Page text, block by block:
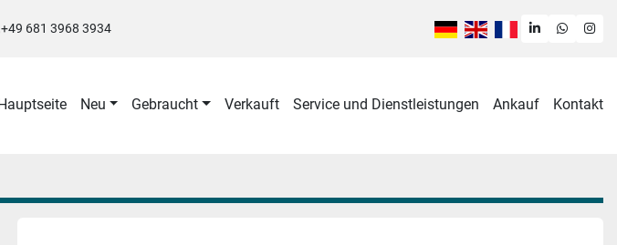
+49 681 3968 3934 linkedin
Hauptseite Neu Gebraucht Verkauft Service und Dienstleistungen Ankauf Kontakt